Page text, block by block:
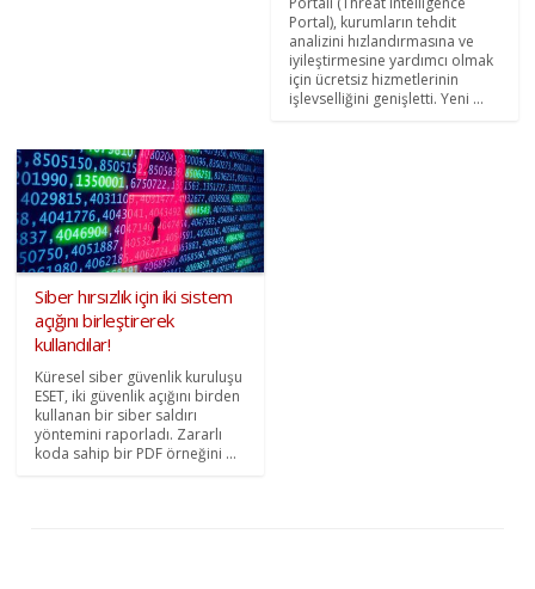
Portal), kurumların tehdit
analizini hızlandırmasına ve
iyileştirmesine yardımcı olmak
için ücretsiz hizmetlerinin
işlevselliğini genişletti. Yeni ...
Siber hırsızlık için iki sistem
açığını birleştirerek
kullandılar!
Küresel siber güvenlik kuruluşu
ESET, iki güvenlik açığını birden
kullanan bir siber saldırı
yöntemini raporladı. Zararlı
koda sahip bir PDF örneğini ...